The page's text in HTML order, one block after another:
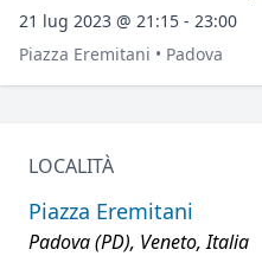
21 lug 2023 @ 21:15 - 23:00
Piazza Eremitani • Padova
LOCALITÀ
Piazza Eremitani
Padova (PD), Veneto, Italia